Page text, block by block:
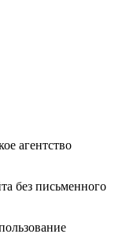
агентство
без письменного